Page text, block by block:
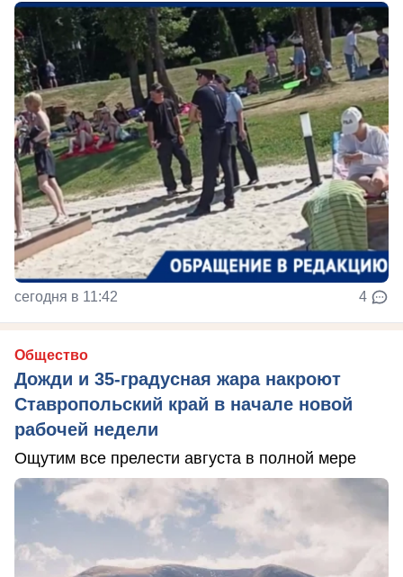
сегодня в 11:42 4
Общество
Дожди и 35-градусная жара накроют
Ставропольский край в начале новой
рабочей недели
Ощутим все прелести августа в полной мере